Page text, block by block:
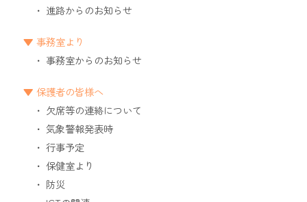
進路からのお知らせ
事務室より
事務室からのお知らせ
保護者の皆様へ
欠席等の連絡について
気象警報発表時
行事予定
保健室より
防災